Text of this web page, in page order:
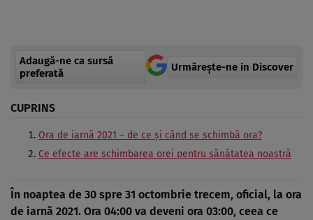
Adaugă-ne ca sursă
preferată
Urmărește-ne in Discover
CUPRINS
Ora de iarnă 2021 – de ce și când se schimbă ora?
Ce efecte are schimbarea orei pentru sănătatea noastră
În noaptea de 30 spre 31 octombrie trecem, oficial, la ora
de iarnă 2021. Ora 04:00 va deveni ora 03:00, ceea ce